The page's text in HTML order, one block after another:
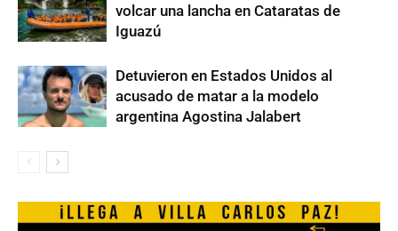
volcar una lancha en Cataratas de
Iguazú
Detuvieron en Estados Unidos al
acusado de matar a la modelo
argentina Agostina Jalabert